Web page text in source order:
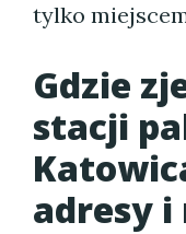
tylko
Gdzie
stacji
adresy i